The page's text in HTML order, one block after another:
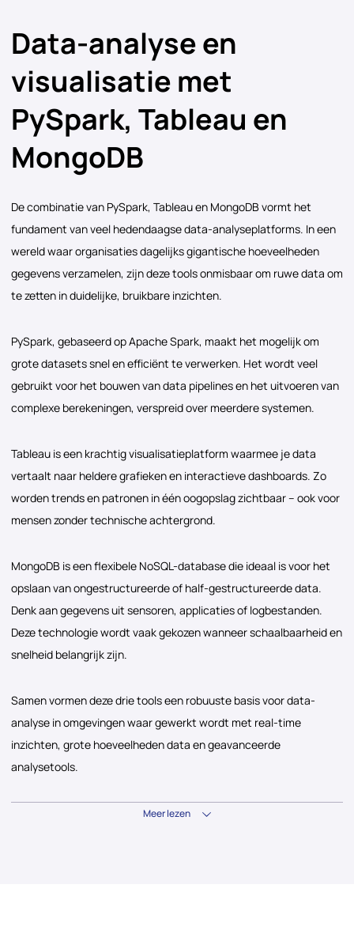
Data-analyse en
visualisatie met
PySpark, Tableau en
MongoDB
De combinatie van PySpark, Tableau en MongoDB vormt het
fundament van veel hedendaagse data-analyseplatforms. In een
wereld waar organisaties dagelijks gigantische hoeveelheden
gegevens verzamelen, zijn deze tools onmisbaar om ruwe data om
te zetten in duidelijke, bruikbare inzichten.
PySpark, gebaseerd op Apache Spark, maakt het mogelijk om
grote datasets snel en efficiënt te verwerken. Het wordt veel
gebruikt voor het bouwen van data pipelines en het uitvoeren van
complexe berekeningen, verspreid over meerdere systemen.
Tableau is een krachtig visualisatieplatform waarmee je data
vertaalt naar heldere grafieken en interactieve dashboards. Zo
worden trends en patronen in één oogopslag zichtbaar – ook voor
mensen zonder technische achtergrond.
MongoDB is een flexibele NoSQL-database die ideaal is voor het
opslaan van ongestructureerde of half-gestructureerde data.
Denk aan gegevens uit sensoren, applicaties of logbestanden.
Deze technologie wordt vaak gekozen wanneer schaalbaarheid en
snelheid belangrijk zijn.
Samen vormen deze drie tools een robuuste basis voor data-
analyse in omgevingen waar gewerkt wordt met real-time
inzichten, grote hoeveelheden data en geavanceerde
analysetools.
Meer lezen